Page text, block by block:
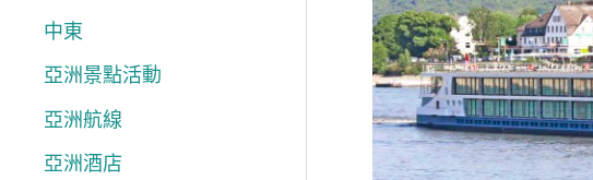
中東
亞洲景點活動
亞洲航線
亞洲酒店
5
月
春
日